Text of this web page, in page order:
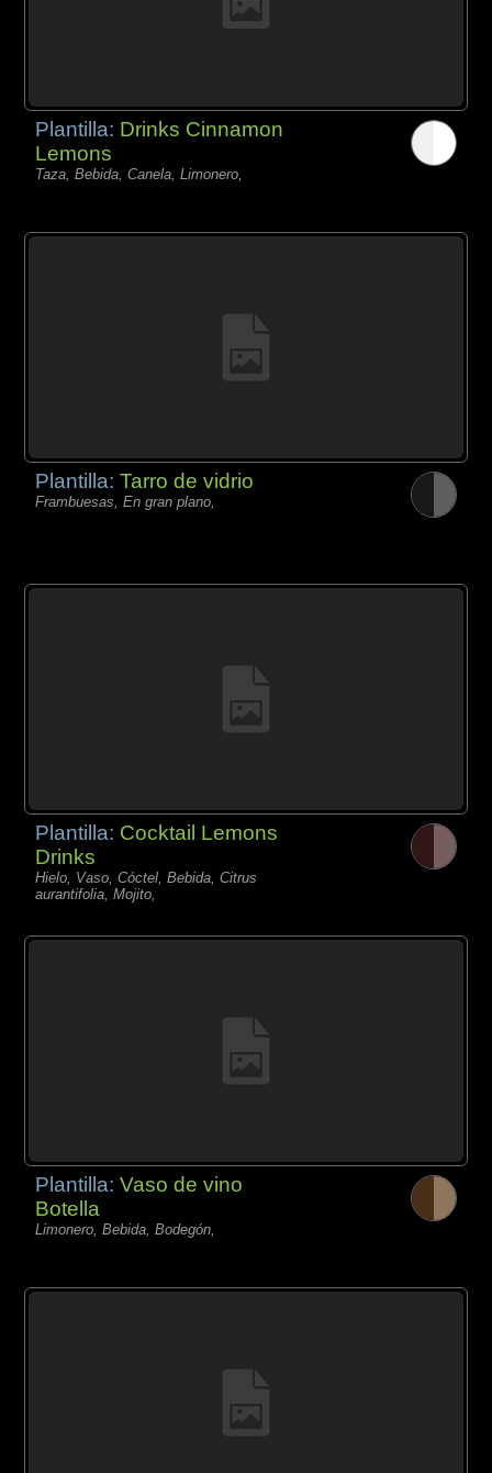
Plantilla: Drinks Cinnamon
Lemons
Taza, Bebida, Canela, Limonero,
Plantilla:Tarro de vidrio
Frambuesas, En gran plano,
Plantilla: Cocktail Lemons
Drinks
Hielo, Vaso, Cóctel, Bebida, Citrus
aurantifolia, Mojito,
Plantilla:Vaso de vino
Botella
Limonero, Bebida, Bodegón,